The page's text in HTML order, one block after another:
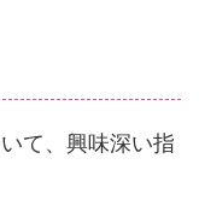
て、興味深い指